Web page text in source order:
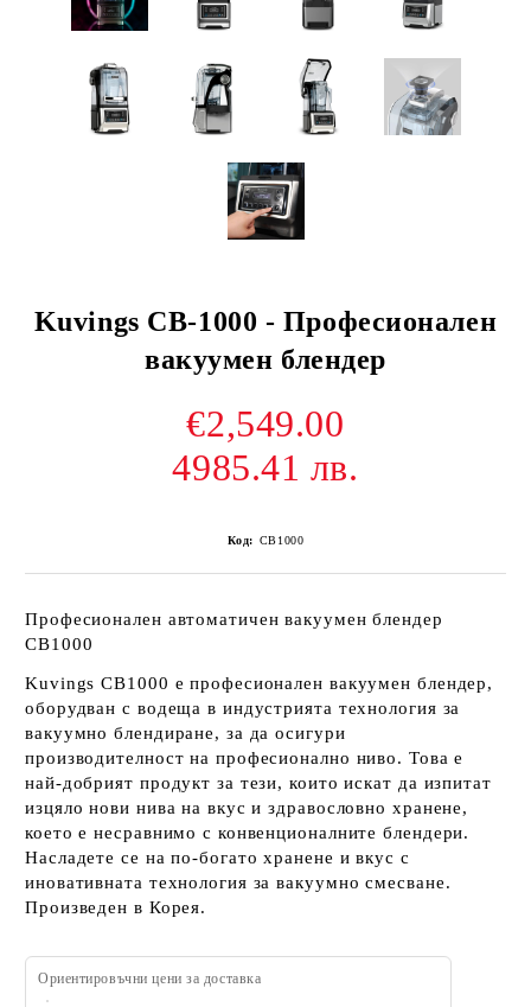
Kuvings CB-1000 - Професионален
вакуумен блендер
€2,549.00
4985.41 лв.
Код: CB1000
Професионален автоматичен вакуумен блендер
CB1000
Kuvings CB1000 е професионален вакуумен блендер,
оборудван с водеща в индустрията технология за
вакуумно блендиране, за да осигури
производителност на професионално ниво. Това е
най-добрият продукт за тези, които искат да изпитат
изцяло нови нива на вкус и здравословно хранене,
което е несравнимо с конвенционалните блендери.
Насладете се на по-богато хранене и вкус с
иновативната технология за вакуумно смесване.
Произведен в Корея.
Ориентировъчни цени за доставка